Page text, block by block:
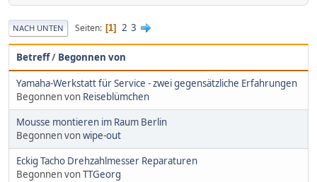
NACH UNTEN Seiten 1 2 3
Betreff/ Begonnen von
Yamaha-Werkstatt für Service - zwei gegensätzliche Erfahrungen
Begonnen von Reiseblümchen
Mousse montieren im Raum Berlin
Begonnen vonwipe-out
Eckig Tacho Drehzahlmesser Reparaturen
Begonnen vonTTGeorg